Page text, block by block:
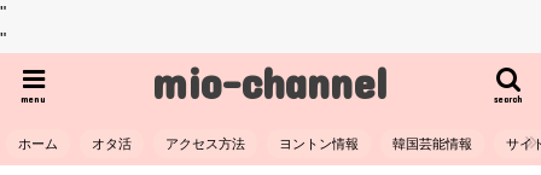
"
"
mio-channel search
menu
ホーム オタ活 アクセス方法 ヨントン情報 韓国芸能情報 サイ